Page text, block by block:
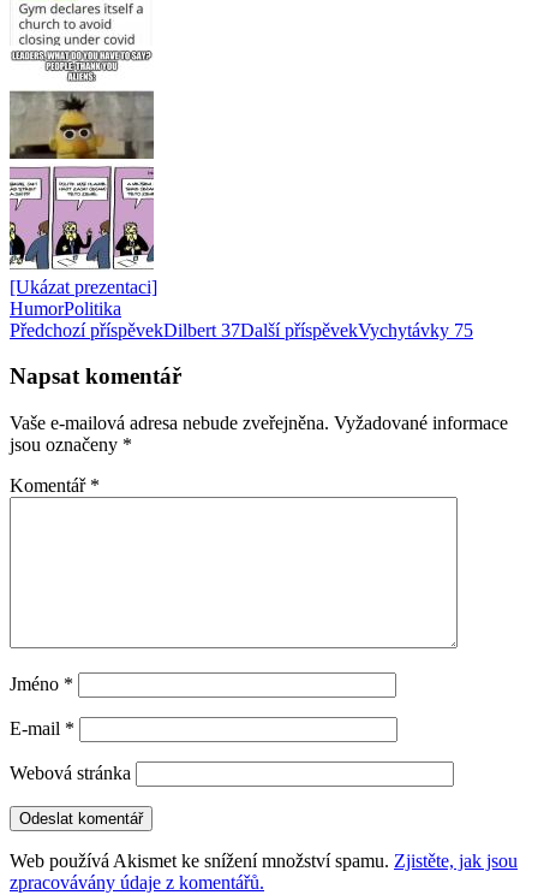
[Ukázat prezentaci]
HumorPolitika
Navigace
pro
příspěvky
Předchozí příspěvekDilbert 37Další příspěvekVychytávky 75
Napsat komentář
Vaše e-mailová adresa nebude zveřejněna. Vyžadované informace
jsou označeny *
Komentář *
Jméno *
E-mail *
Webová stránka
Web používá Akismet ke snížení množství spamu. Zjistěte, jak jsou
zpracovávány údaje z komentářů.